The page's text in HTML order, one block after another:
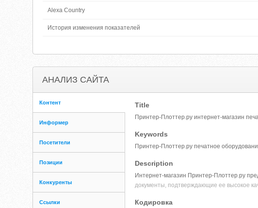
Alexa Country
История изменения показателей
АНАЛИЗ САЙТА
Контент
Информер
Посетители
Позиции
Конкуренты
Ссылки
Title
Принтер-Плоттер.ру интернет-магазин
Keywords
Принтер-Плоттер.ру печатное
Description
Интернет-магазин Принтер-Плоттер.ру
документы, подтверждающие ее высокое
Кодировка